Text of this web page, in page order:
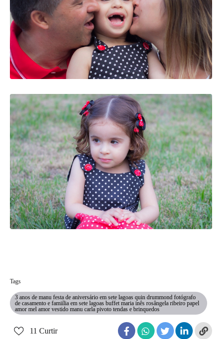
Tags
3 anos de manu festa de aniversário em sete lagoas quin drummond fotógrafo
de casamento e famiília em sete lagoas buffet maria inês rosângela ribeiro papel
amor mel amor vestido manu carla pivoto tendas e brinquedos
11 Curtir